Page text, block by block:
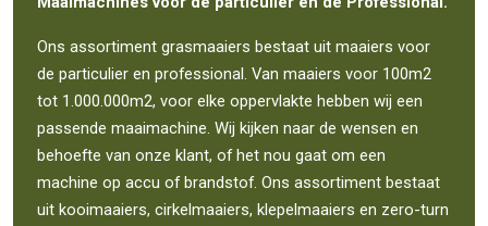
Ons assortiment grasmaaiers bestaat uit maaiers voor
de particulier en professional. Van maaiers voor 100m2
tot 1.000.000m2, voor elke oppervlakte hebben wij een
passende maaimachine. Wij kijken naar de wensen en
behoefte van onze klant, of het nou gaat om een
machine op accu of brandstof. Ons assortiment bestaat
uit kooimaaiers, cirkelmaaiers, klepelmaaiers en zero-turn